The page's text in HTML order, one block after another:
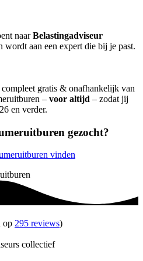
naarBelastingadviseur
wordt aan een expert die bij je past.
gratis & onafhankelijk van
– voor altijd – zodat jij
en verder.
gezocht?
vinden
op 295 reviews)